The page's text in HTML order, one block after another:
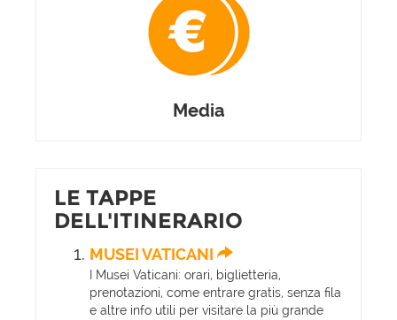
Media
LE TAPPE
DELL'ITINERARIO
MUSEI VATICANI
I Musei Vaticani: orari, biglietteria,
prenotazioni, come entrare gratis, senza fila
e altre info utili per visitare la più grande